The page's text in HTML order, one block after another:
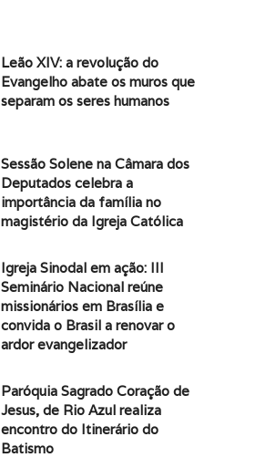
Leão XIV: a revolução do
Evangelho abate os muros que
separam os seres humanos
Sessão Solene na Câmara dos
Deputados celebra a
importância da família no
magistério da Igreja Católica
Igreja Sinodal em ação: III
Seminário Nacional reúne
missionários em Brasília e
convida o Brasil a renovar o
ardor evangelizador
Paróquia Sagrado Coração de
Jesus, de Rio Azul realiza
encontro do Itinerário do
Batismo